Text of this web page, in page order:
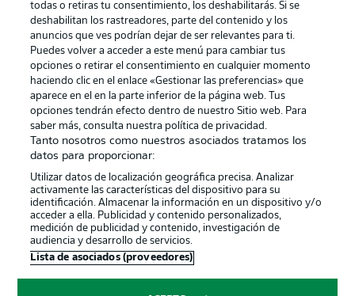
Gestionar las preferencias Declaracion de privacidad
Canales Trabajos
Jugadores Condiciones de uso
Sello Editorial Contacto
© 2026 Bundesliga-Gruppe GmbH
Elegir idioma
todas o retiras tu consentimiento, los deshabilitarás. Si se
deshabilitan los rastreadores, parte del contenido y los
anuncios que ves podrían dejar de ser relevantes para ti.
Puedes volver a acceder a este menú para cambiar tus
opciones o retirar el consentimiento en cualquier momento
haciendo clic en el enlace «Gestionar las preferencias» que
aparece en el en la parte inferior de la página web. Tus
opciones tendrán efecto dentro de nuestro Sitio web. Para
saber más, consulta nuestra política de privacidad.
Tanto nosotros como nuestros asociados tratamos los
datos para proporcionar:
Utilizar datos de localización geográfica precisa. Analizar
activamente las características del dispositivo para su
identificación. Almacenar la información en un dispositivo y/o
acceder a ella. Publicidad y contenido personalizados,
medición de publicidad y contenido, investigación de
audiencia y desarrollo de servicios.
Lista de asociados (proveedores)